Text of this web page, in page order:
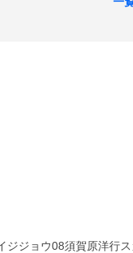
ジョウ08須賀原洋行